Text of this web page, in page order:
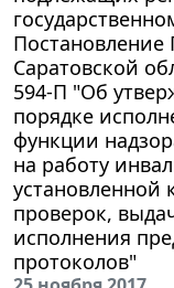
Постановление
Саратовской
594-П "Об
порядке
функции
на работу
установленной
проверок,
исполнения
протоколов"